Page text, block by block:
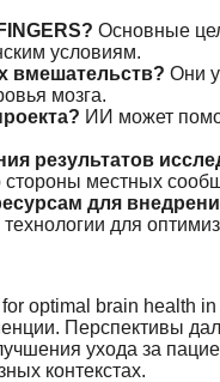
Основные
условиям.
вмешательств? Они
мозга.
ИИ может
результатов
местных
для
для
optimal brain health in
Перспективы
ухода за
контекстах.